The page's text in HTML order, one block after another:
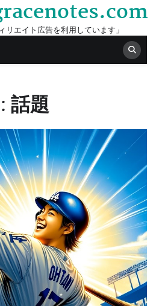
リエイト広告を利用しています」
話題